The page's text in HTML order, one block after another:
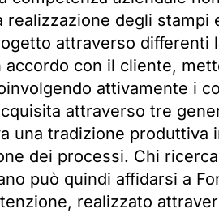
realizzazione degli
attraverso differenti
accordo con il cliente,
attivamente i
attraverso tre
una tradizione produttiva
dei processi. Chi
può quindi affidarsi a
realizzato